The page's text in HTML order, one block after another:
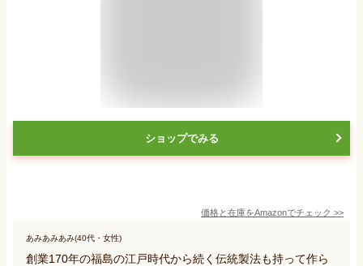
ショップでみる
価格と在庫をAmazonでチェック >>
あみあみあみ(40代・女性)
創業170年の福島の江戸時代から続く伝統製法も持って作ら